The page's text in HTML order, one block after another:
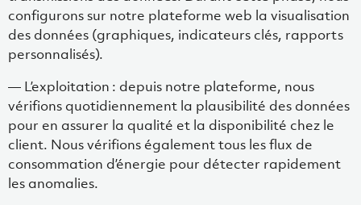
configurons sur notre plateforme web la visualisation
des données (graphiques, indicateurs clés, rapports
personnalisés).
— L’exploitation : depuis notre plateforme, nous
vérifions quotidiennement la plausibilité des données
pour en assurer la qualité et la disponibilité chez le
client. Nous vérifions également tous les flux de
consommation d’énergie pour détecter rapidement
les anomalies.